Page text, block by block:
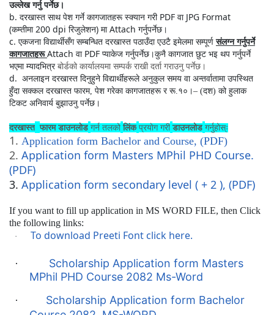
उल्लेख गर्नु पर्नेछ।
b. दरखास्त साथ पेश गर्ने कागजातहरू स्क्यान गरी PDF वा JPG Format
(कम्तीमा 200 dpi रिजुलेशन) मा Attach गर्नुपर्नेछ।
c. एकजना विद्यार्थीसँग सम्बन्धित दरखास्त पठाउँदा एउटै इमेलमा सम्पूर्ण संलग्न गर्नुपर्ने
कागजातहरू Attach वा PDF प्याकेज गर्नुपर्नेछ।कुनै कागजात छुट भइ थप गर्नुपर्ने
भएमा म्यादभित्र बोर्डको कार्यालयमा सम्पर्क राखी दर्ता गराउनु पर्नेछ।
d. अनलाइन दरखास्त दिनुहुने विद्यार्थीहरूले अनुकुल समय वा अन्तर्वातामा उपस्थित
हुँदा सक्कल दरखास्त फारम, पेश गरेका कागजातहरू र रू.१०।– (दश) को हुलाक
टिकट अनिवार्य बुझाउनु पर्नेछ।
दरखास्त फारम डाउनलाेड गर्न तलको लिंक प्रयाेग गरी डाउनलोड गर्नुहोस्ः
1. Application form Bachelor and Course, (PDF)
2. Application form Masters MPhil PHD Course.
(PDF)
3. Application form secondary level ( + 2 ), (PDF)
If you want to fill up application in MS WORD FILE, then Click
the following links:
· To download Preeti Font click here.
·
Scholarship Application form Masters
MPhil PHD Course 2082 Ms-Word
·
Scholarship Application form Bachelor